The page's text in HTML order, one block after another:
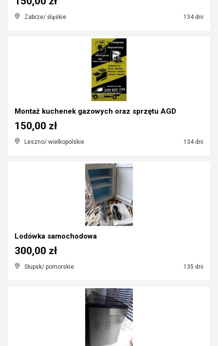
Zabrze/ śląskie 134 dni
Montaż kuchenek gazowych oraz sprzętu AGD
Leszno/ wielkopolskie 134 dni
150,00 zł
Lodówka samochodowa
Słupsk/ pomorskie 135 dni
300,00 zł